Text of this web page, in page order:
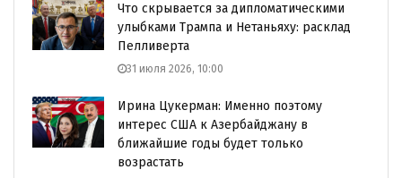
Что скрывается за дипломатическими
улыбками Трампа и Нетаньяху: расклад
Пелливерта
31 июля 2026, 10:00
Ирина Цукерман: Именно поэтому
интерес США к Азербайджану в
ближайшие годы будет только
возрастать